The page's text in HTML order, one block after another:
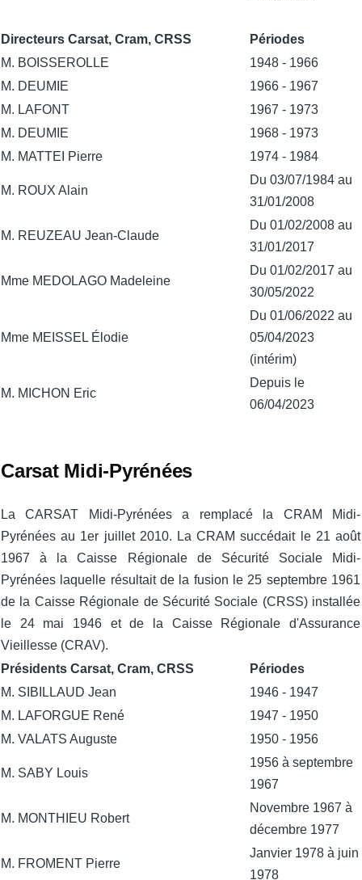
Directeurs Carsat, Cram, CRSS
Périodes
M. BOISSEROLLE
1948 - 1966
M. DEUMIE
1966 - 1967
M. LAFONT
1967 - 1973
M. DEUMIE
1968 - 1973
M. MATTEI Pierre
1974 - 1984
M. ROUX Alain
Du 03/07/1984 au
31/01/2008
M. REUZEAU Jean-Claude
Du 01/02/2008 au
31/01/2017
Mme MEDOLAGO Madeleine
Du 01/02/2017 au
30/05/2022
Mme MEISSEL Élodie
Du 01/06/2022 au
05/04/2023
(intérim)
M. MICHON Eric
Depuis le
06/04/2023
Carsat Midi-Pyrénées
La CARSAT Midi-Pyrénées a remplacé la CRAM Midi-
Pyrénées au 1er juillet 2010. La CRAM succédait le 21 août
1967 à la Caisse Régionale de Sécurité Sociale Midi-
Pyrénées laquelle résultait de la fusion le 25 septembre 1961
de la Caisse Régionale de Sécurité Sociale (CRSS) installée
le 24 mai 1946 et de la Caisse Régionale d'Assurance
Vieillesse (CRAV).
Présidents Carsat, Cram, CRSS
Périodes
M. SIBILLAUD Jean
1946 - 1947
M. LAFORGUE René
1947 - 1950
M. VALATS Auguste
1950 - 1956
M. SABY Louis
1956 à septembre
1967
M. MONTHIEU Robert
Novembre 1967 à
décembre 1977
M. FROMENT Pierre
Janvier 1978 à juin
1978